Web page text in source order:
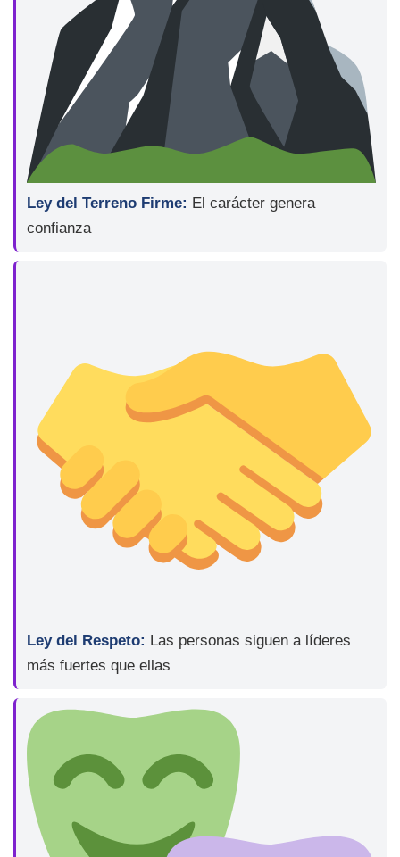
Ley del Terreno Firme: El carácter genera
confianza
Ley del Respeto: Las personas siguen a líderes
más fuertes que ellas